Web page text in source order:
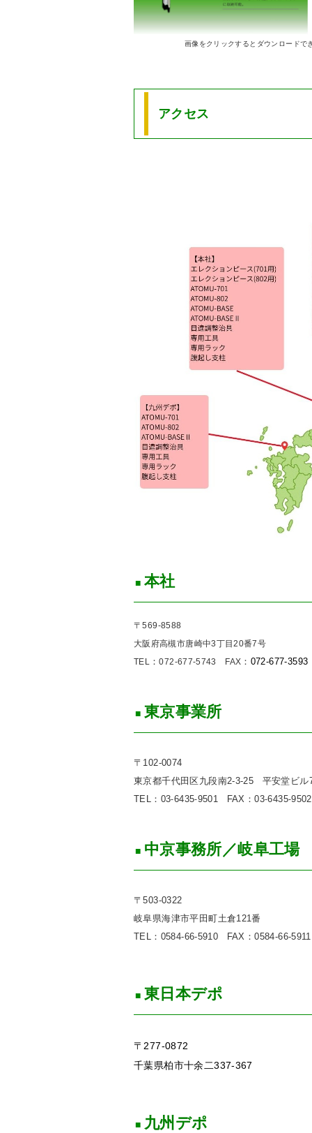
画像をクリックするとダウンロードでき
アクセス
本社
〒569-8588
大阪府高槻市唐崎中3丁目20番7号
TEL ：072-677-5743 FAX ： 072-677-3593
東京事業所
〒102-0074
東京都千代田区九段南2-3-25
平安堂ビル
TEL：03-6435-9501 FAX：03-6435-9502
中京事務所／岐阜工場
〒503-0322
岐阜県海津市平田町土倉121番
TEL：0584-66-5910
FAX：0584-66-5911
東日本デポ
〒277-0872
千葉県柏市十余二337-367
九州デポ